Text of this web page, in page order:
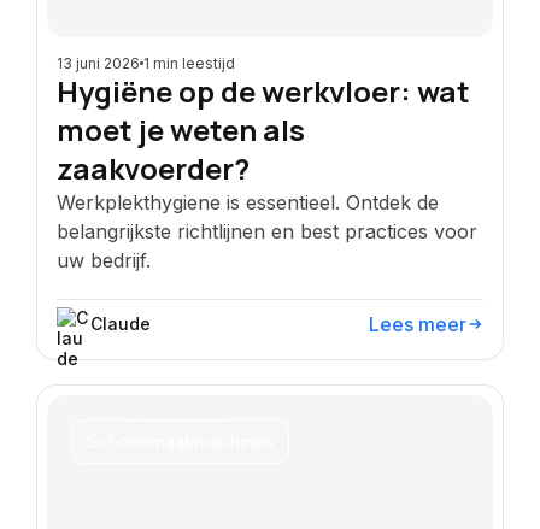
13 juni 2026 1 min leestijd
Hygiëne op de werkvloer: wat
moet je weten als
zaakvoerder?
Werkplekthygiene is essentieel. Ontdek de
belangrijkste richtlijnen en best practices voor
uw bedrijf.
Claude Lees meer